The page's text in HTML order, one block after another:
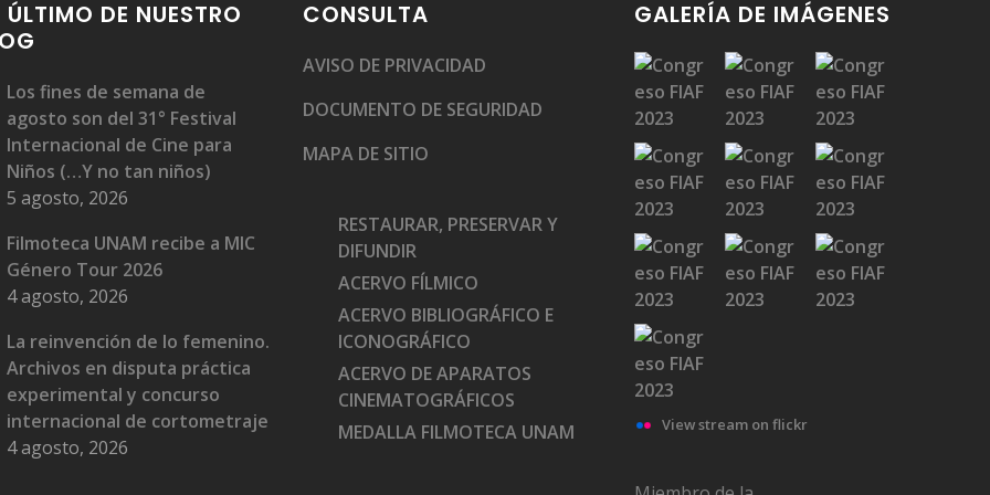
ÚLTIMO DE NUESTRO
Los fines de semana de
agosto son del 31° Festival
Internacional de Cine para
Niños (…Y no tan niños)
5 agosto, 2026
Filmoteca UNAM recibe a MIC
Género Tour 2026
4 agosto, 2026
La reinvención de lo femenino.
Archivos en disputa práctica
experimental y concurso
internacional de cortometraje
4 agosto, 2026
CONSULTA
AVISO DE PRIVACIDAD
DOCUMENTO DE SEGURIDAD
MAPA DE SITIO
RESTAURAR, PRESERVAR Y
DIFUNDIR
ACERVO FÍLMICO
ACERVO BIBLIOGRÁFICO E
ICONOGRÁFICO
ACERVO DE APARATOS
CINEMATOGRÁFICOS
MEDALLA FILMOTECA UNAM
GALERÍA DE IMÁGENES
View stream on flickr